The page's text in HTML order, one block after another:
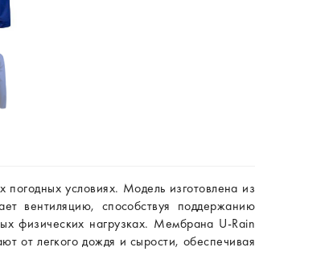
условиях. Модель изготовлена из
вентиляцию, способствуя поддержанию
физических нагрузках. Мембрана U-Rain
от легкого дождя и сырости, обеспечивая